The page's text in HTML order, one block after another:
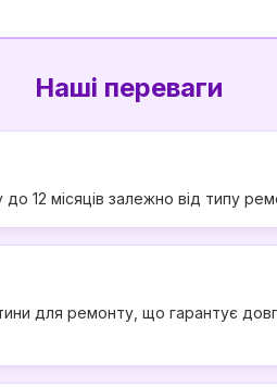
Наші переваги
12 місяців залежно від типу
для ремонту, що гарантує